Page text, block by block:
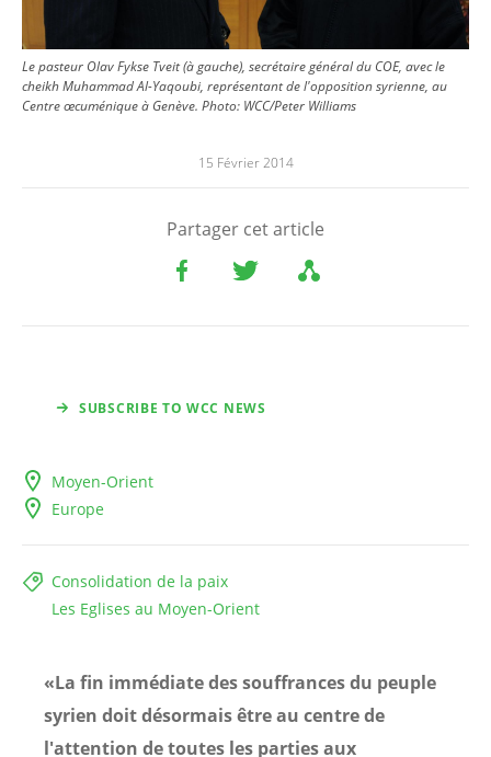
Le pasteur Olav Fykse Tveit (à gauche), secrétaire général du COE, avec le
cheikh Muhammad Al-Yaqoubi, représentant de l'opposition syrienne, au
Centre œcuménique à Genève. Photo: WCC/Peter Williams
15 Février 2014
Partager cet article
SUBSCRIBE TO WCC NEWS
Moyen-Orient
Europe
Consolidation de la paix
Les Eglises au Moyen-Orient
«La fin immédiate des souffrances du peuple
syrien doit désormais être au centre de
l'attention de toutes les parties aux